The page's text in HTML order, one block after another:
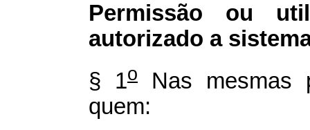
Permissão ou
autorizado a
§ 1o
Nas mesmas
quem: